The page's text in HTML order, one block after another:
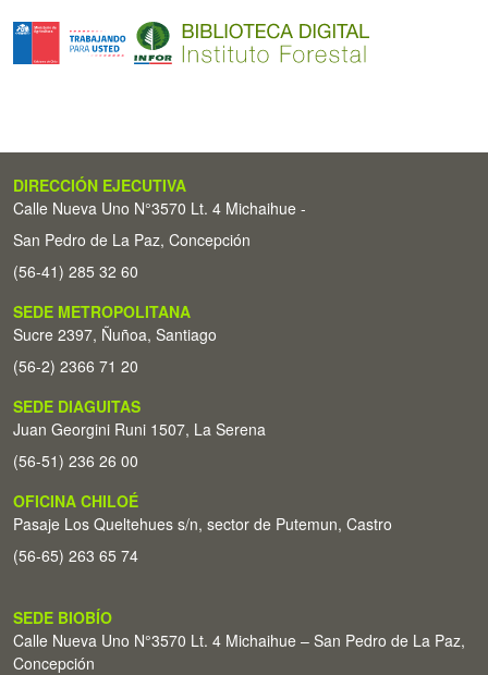
DIRECCIÓN EJECUTIVA
Calle Nueva Uno N°3570 Lt. 4 Michaihue -
San Pedro de La Paz, Concepción
(56-41) 285 32 60
SEDE METROPOLITANA
Sucre 2397, Ñuñoa, Santiago
(56-2) 2366 71 20
SEDE DIAGUITAS
Juan Georgini Runi 1507, La Serena
(56-51) 236 26 00
OFICINA CHILOÉ
Pasaje Los Queltehues s/n, sector de Putemun, Castro
(56-65) 263 65 74
SEDE BIOBÍO
Calle Nueva Uno N°3570 Lt. 4 Michaihue – San Pedro de La Paz,
Concepción